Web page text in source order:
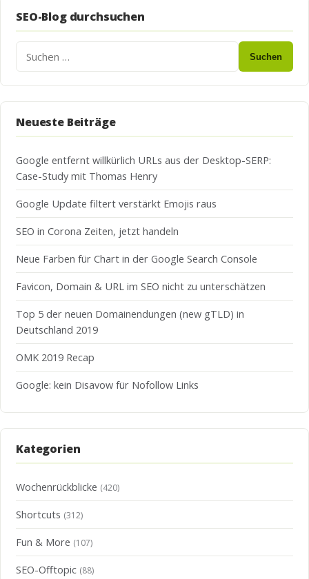
SEO-Blog durchsuchen
Suchen
Neueste Beiträge
Google entfernt willkürlich URLs aus der Desktop-SERP:
Case-Study mit Thomas Henry
Google Update filtert verstärkt Emojis raus
SEO in Corona Zeiten, jetzt handeln
Neue Farben für Chart in der Google Search Console
Favicon, Domain & URL im SEO nicht zu unterschätzen
Top 5 der neuen Domainendungen (new gTLD) in
Deutschland 2019
OMK 2019 Recap
Google: kein Disavow für Nofollow Links
Kategorien
Wochenrückblicke (420)
Shortcuts (312)
Fun & More (107)
SEO-Offtopic (88)